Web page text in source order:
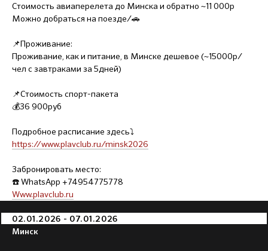
Стоимость авиаперелета до Минска и обратно ~11 000р
Можно добраться на поезде/🚗
📌Проживание:
Проживание, как и питание, в Минске дешевое (~15000р/
чел с завтраками за 5дней)
📌Стоимость спорт-пакета
💰36 900руб
Подробное расписание здесь⤵️
https://www.plavclub.ru/minsk2026
Забронировать место:
☎️ WhatsApp +74954775778
Www.plavclub.ru
02.01.2026 - 07.01.2026
Минск